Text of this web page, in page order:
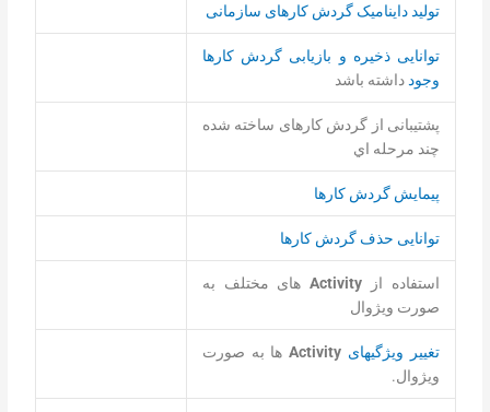
تولید داینامیک گردش کارهای سازمانی
توانایی ذخیره و بازیابی گردش کارها
وجود داشته باشد
پشتیبانی از گردش کارهای ساخته شده
چند مرحله اي
پیمایش گردش کارها
توانایی حذف گردش کارها
استفاده از Activityهای مختلف به
صورت ویژوال
تغییر ویژگیهای Activityها به صورت
ویژوال.